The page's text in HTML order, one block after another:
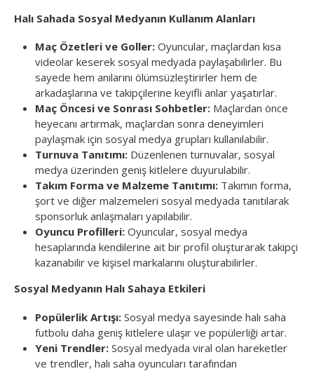
Halı Sahada Sosyal Medyanın Kullanım Alanları
Maç Özetleri ve Goller: Oyuncular, maçlardan kısa
videolar keserek sosyal medyada paylaşabilirler. Bu
sayede hem anılarını ölümsüzleştirirler hem de
arkadaşlarına ve takipçilerine keyifli anlar yaşatırlar.
Maç Öncesi ve Sonrası Sohbetler: Maçlardan önce
heyecanı artırmak, maçlardan sonra deneyimleri
paylaşmak için sosyal medya grupları kullanılabilir.
Turnuva Tanıtımı: Düzenlenen turnuvalar, sosyal
medya üzerinden geniş kitlelere duyurulabilir.
Takım Forma ve Malzeme Tanıtımı: Takımın forma,
şort ve diğer malzemeleri sosyal medyada tanıtılarak
sponsorluk anlaşmaları yapılabilir.
Oyuncu Profilleri: Oyuncular, sosyal medya
hesaplarında kendilerine ait bir profil oluşturarak takipçi
kazanabilir ve kişisel markalarını oluşturabilirler.
Sosyal Medyanın Halı Sahaya Etkileri
Popülerlik Artışı: Sosyal medya sayesinde halı saha
futbolu daha geniş kitlelere ulaşır ve popülerliği artar.
Yeni Trendler: Sosyal medyada viral olan hareketler
ve trendler, halı saha oyuncuları tarafından